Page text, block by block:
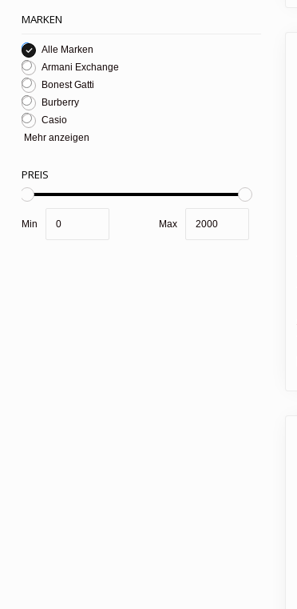
MARKEN
Alle Marken
Armani Exchange
Bonest Gatti
Burberry
Casio
Mehr anzeigen
PREIS
Min Max